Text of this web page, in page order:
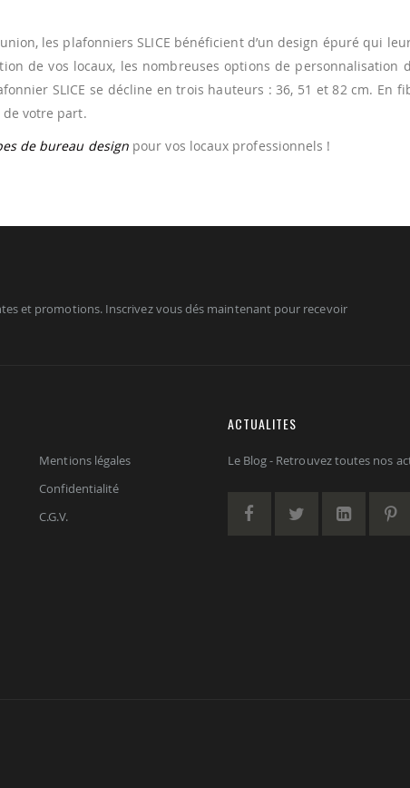
les plafonniers SLICE bénéficient d’un design épuré qui
de vos locaux, les nombreuses options de
SLICE se décline en trois hauteurs : 36, 51 et 82 cm.
votre part.
de bureau design pour vos locaux professionnels !
et promotions. Inscrivez vous dés maintenant pour recevoir
Mentions légales
Confidentialité
C.G.V.
ACTUALITES
Le Blog - Retrouvez toutes nos